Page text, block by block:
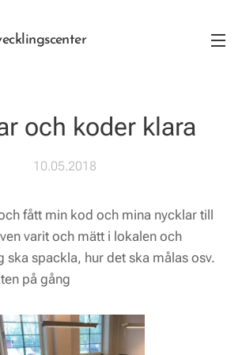
och koder klara
10.05.2018
fått min kod och mina nycklar till
varit och mätt i lokalen och
ska spackla, hur det ska målas osv.
på gång